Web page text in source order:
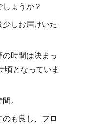
ょうか？
しお届けいた
時間は決まっ
頃となっていま
。
も良し、フロ